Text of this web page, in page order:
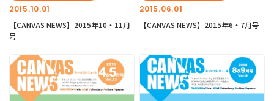
2015.10.01
【CANVAS NEWS】2015年10・11月
号
2015.06.01
【CANVAS NEWS】2015年6・7月号